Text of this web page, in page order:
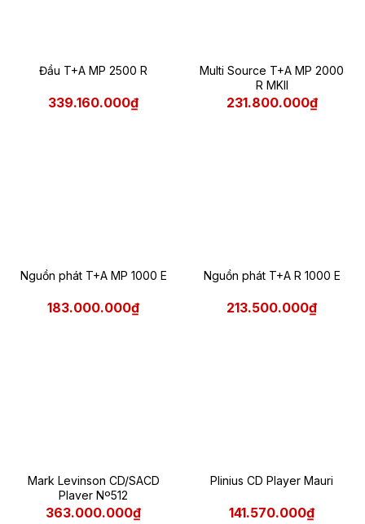
Đầu T+A MP 2500 R
339.160.000₫
Multi Source T+A MP 2000
R MKII
231.800.000₫
Nguồn phát T+A MP 1000 E
183.000.000₫
Nguồn phát T+A R 1000 E
213.500.000₫
Mark Levinson CD/SACD
Player Nº512
363.000.000₫
Plinius CD Player Mauri
141.570.000₫